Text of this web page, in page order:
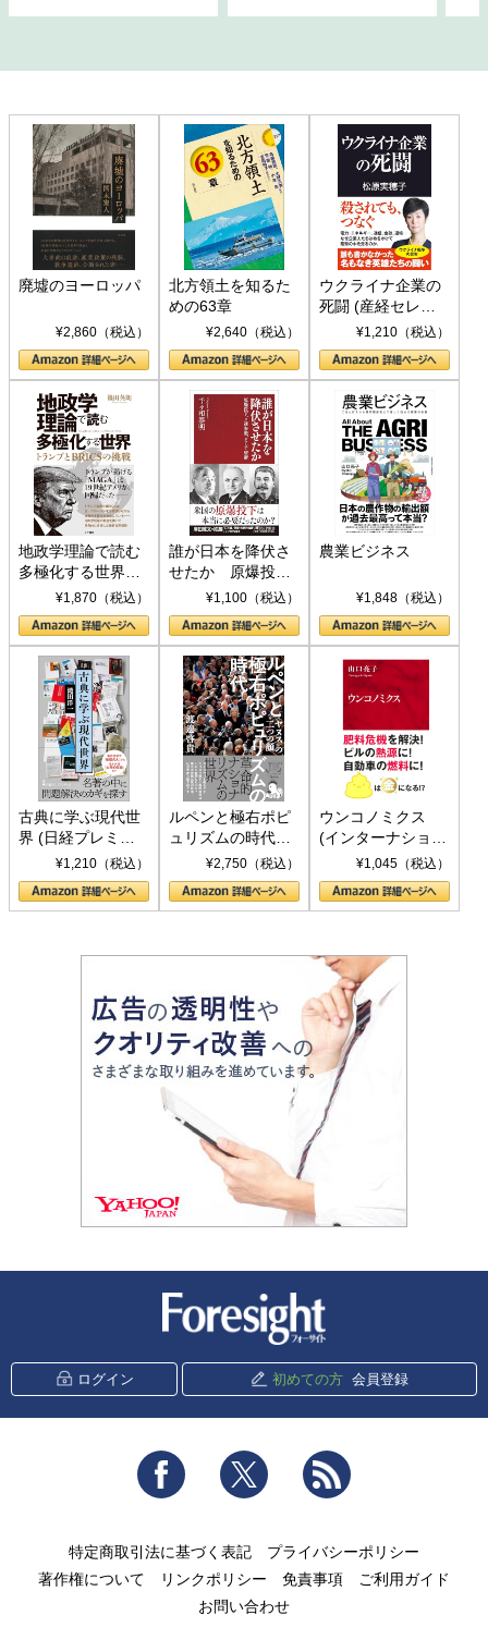
廃墟のヨーロッパ
¥2,860（税込）
北方領土を知るた
めの63章
¥2,640（税込）
ウクライナ企業の
死闘 (産経セレク
ト S 039)¥1,210（税込）
地政学理論で読む
多極化する世界：
トランプとBRICS
の挑戦
¥1,870（税込）
誰が日本を降伏さ
せたか 原爆投
下、ソ連参戦、そ
して聖断 (PHP新
書)
¥1,100（税込）
農業ビジネス
¥1,848（税込）
古典に学ぶ現代世
界 (日経プレミア
シリーズ)¥1,210（税込）
ルペンと極右ポピ
ュリズムの時代：
〈ヤヌス〉の二つ
の顔
¥2,750（税込）
ウンコノミクス
(インターナショナ
ル新書)¥1,045（税込）
ログイン 初めての方 会員登録
Facebook Twitter
特定商取引法に基づく表記
プライバシーポリシー
著作権について
リンクポリシー 免責事項
ご利用ガイド
お問い合わせ